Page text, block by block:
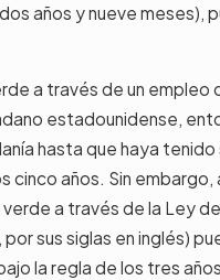
años y nueve meses),
a través de un empleo
estadounidense,
hasta que haya
cinco años. Sin embargo,
a través de la Ley
por sus siglas en inglés)
la regla de los tres